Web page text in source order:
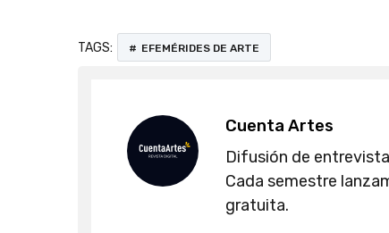
TAGS: EFEMÉRIDES DE ARTE
Cuenta Artes
Difusión de
Cada semestre
gratuita.